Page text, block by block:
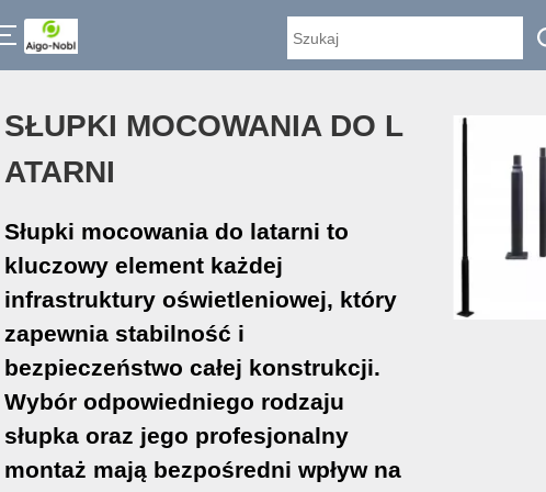
SŁUPKI MOCOWANIA DO L
ATARNI
Słupki mocowania do latarni to
kluczowy element każdej
infrastruktury oświetleniowej, który
zapewnia stabilność i
bezpieczeństwo całej konstrukcji.
Wybór odpowiedniego rodzaju
słupka oraz jego profesjonalny
montaż mają bezpośredni wpływ na